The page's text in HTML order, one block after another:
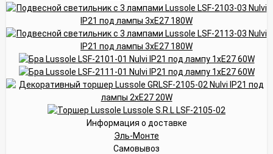
Информация о доставке
Эль-Монте
Самовывоз